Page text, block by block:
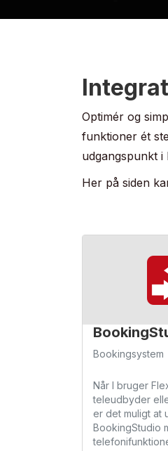
Optimér og
funktioner ét
udgangspunkt i
Her på siden
Bookingsystem
Når I bruger
teleudbyder
er det muligt at
BookingStudio